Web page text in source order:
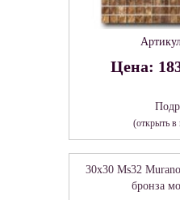
Цена:
(открыть в
30x30 Ms32
бронза